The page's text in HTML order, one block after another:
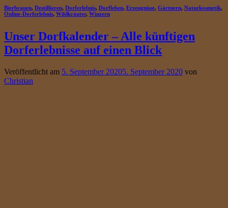
Bierbrauen, Destillieren, Dorferlebnis, Dorfleben, Erzeugnisse, Gärtnern, Naturkosmetik,
Online-Dorferlebnis, Wildkräuter, Winzern
Unser Dorfkalender – Alle künftigen
Dorferlebnisse auf einen Blick
Veröffentlicht am 5. September 20205. September 2020 von
Christian